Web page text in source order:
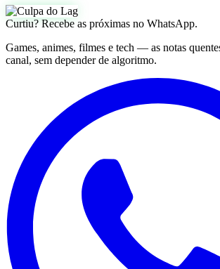
Curtiu? Recebe as próximas no WhatsApp.
Games, animes, filmes e tech — as notas
canal, sem depender de algoritmo.